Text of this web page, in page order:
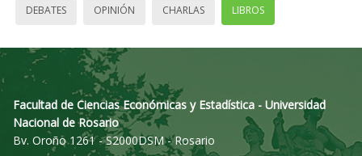
DEBATES OPINIÓN CHARLAS LIBROS
Facultad de Ciencias Económicas y Estadística - Universidad
Nacional de Rosario
Bv. Oroño 1261 - S2000DSM - Rosario